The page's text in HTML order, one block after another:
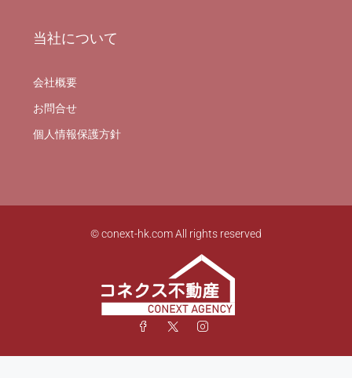
当社について
会社概要
お問合せ
個人情報保護方針
© conext-hk.com All rights reserved